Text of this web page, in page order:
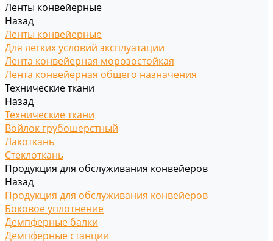
Ленты конвейерные
Назад
Ленты конвейерные
Для легких условий эксплуатации
Лента конвейерная морозостойкая
Лента конвейерная общего назначения
Технические ткани
Назад
Технические ткани
Войлок грубошерстный
Лакоткань
Стеклоткань
Продукция для обслуживания конвейеров
Назад
Продукция для обслуживания конвейеров
Боковое уплотнение
Демпферные балки
Демпферные станции